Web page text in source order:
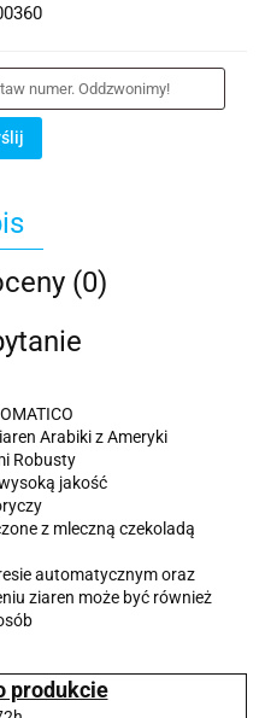
(0)
Arabiki z Ameryki
Robusty
jakość
z mleczną czekoladą
automatycznym oraz
ziaren może być również
produkcie